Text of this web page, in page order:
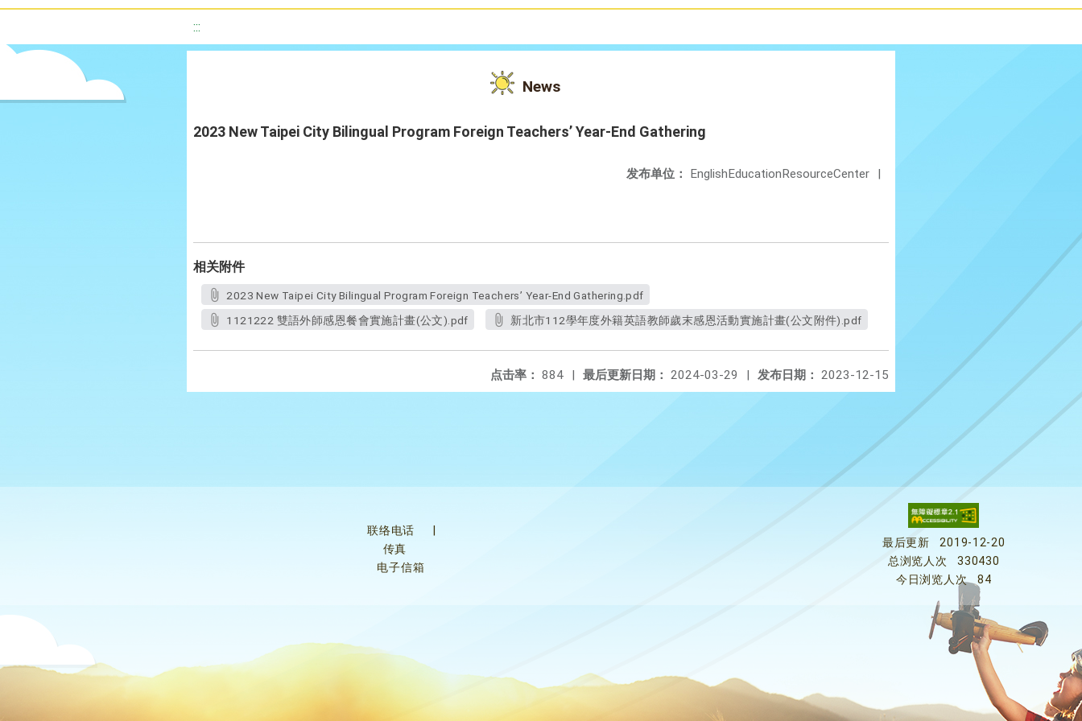
:::
News
2023 New Taipei City Bilingual Program Foreign Teachers’ Year-End Gathering
发布单位： EnglishEducationResourceCenter |
相关附件
2023 New Taipei City Bilingual Program Foreign Teachers’ Year-End Gathering.pdf
1121222 雙語外師感恩餐會實施計畫(公文).pdf
新北市112學年度外籍英語教師歲末感恩活動實施計畫(公文附件).pdf
发布日期： 2023-12-15
最后更新日期： 2024-03-29 |
点击率： 884 |
联络电话
传真
电子信箱
最后更新
2019-12-20
总浏览人次
330430
今日浏览人次
84